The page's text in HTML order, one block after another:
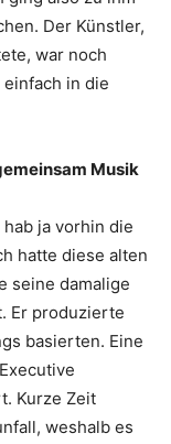
Der Künstler,
war noch
in die
Musik
ja vorhin die
hatte diese alten
seine damalige
Er produzierte
basierten. Eine
Kurze Zeit
weshalb es